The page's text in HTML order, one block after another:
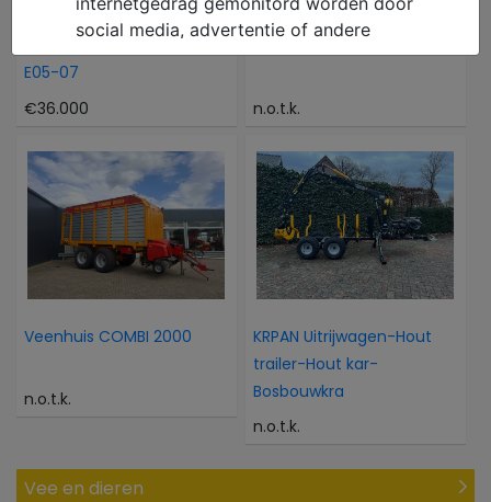
WACKER NEUSON 6503-2
E05-07
€36.000
n.o.t.k.
Veenhuis COMBI 2000
n.o.t.k.
KRPAN Uitrijwagen-Hout
trailer-Hout kar-
Bosbouwkra
n.o.t.k.
Vee en dieren